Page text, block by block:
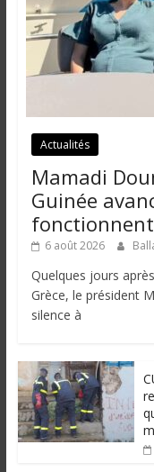
Actualités
Mamadi
Guinée
6 août 2026
Quelques jours
Grèce, le président
silence à